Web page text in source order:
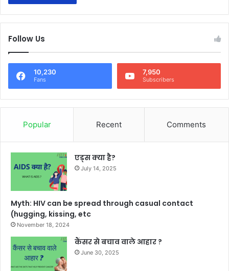
Follow Us
10,230
Fans
7,950
Subscribers
Popular Recent Comments
एड्स क्या है?
July 14, 2025
Myth: HIV can be spread through casual contact
(hugging, kissing, etc
November 18, 2024
कैंसर से बचाव वाले आहार ?
June 30, 2025